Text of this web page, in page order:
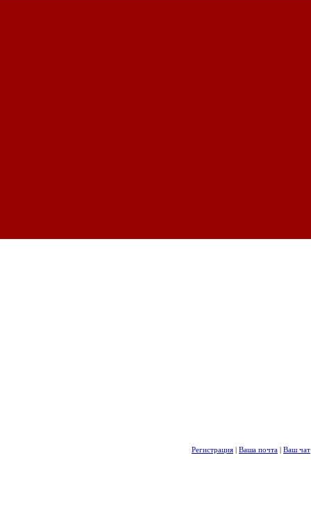
Регистрация | Ваша почта | Ваш чат